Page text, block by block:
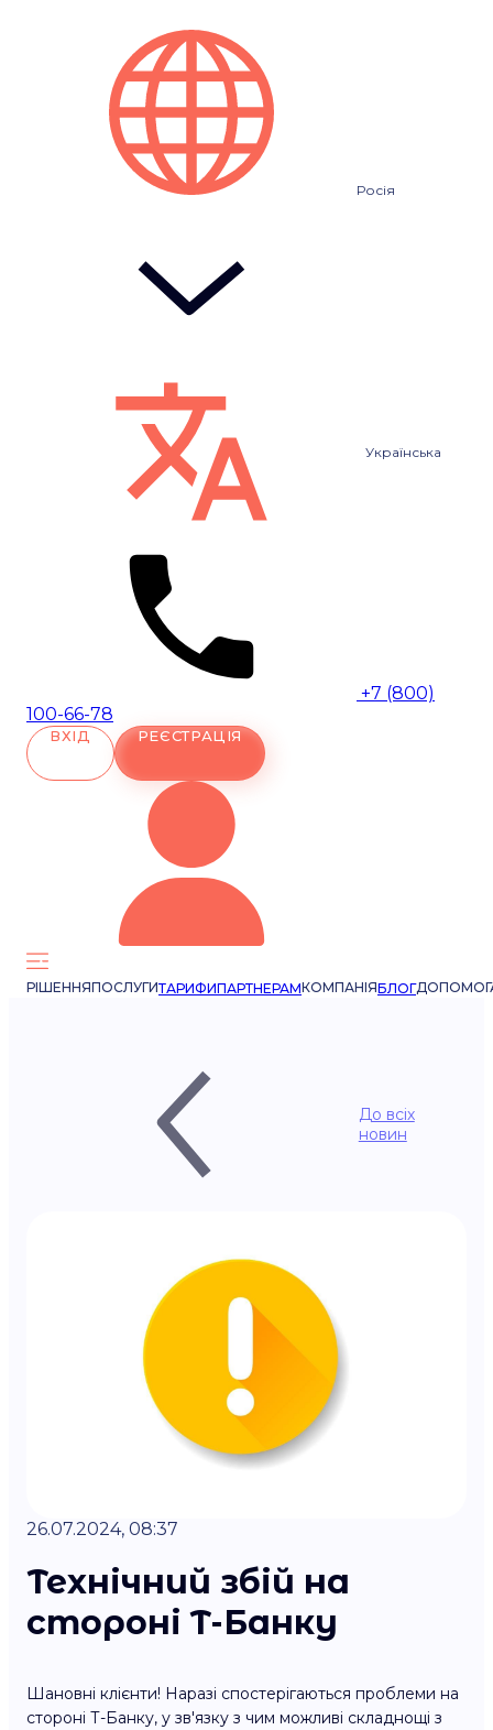
Росія
Українська
+7 (800)
100-66-78
ВХІД РЕЄСТРАЦІЯ
РІШЕННЯПОСЛУГИТАРИФИПАРТНЕРАМКОМПАНІЯБЛОГ
До всіх
новин
26.07.2024, 08:37
Технічний збій на
стороні T-Банку
Шановні клієнти! Наразі спостерігаються проблеми на
стороні Т-Банку, у зв'язку з чим можливі складнощі з